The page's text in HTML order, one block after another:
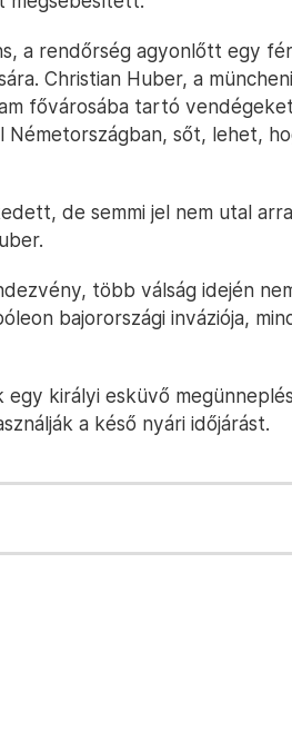
a rendőrség agyonlőtt egy
Christian Huber, a müncheni
fővárosába tartó
sőt, lehet,
de semmi jel nem utal
több válság idején
bajorországi inváziója,
királyi esküvő
a késő nyári időjárást.